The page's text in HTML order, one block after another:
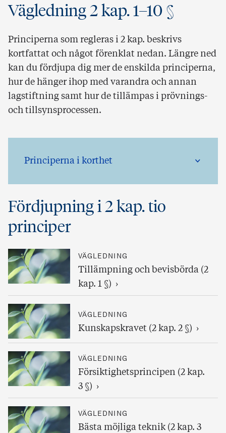
Vägledning 2 kap. 1–10 §
Principerna som regleras i 2 kap. beskrivs
kortfattat och något förenklat nedan. Längre ned
kan du fördjupa dig mer de enskilda principerna,
hur de hänger ihop med varandra och annan
lagstiftning samt hur de tillämpas i prövnings-
och tillsynsprocessen.
Principerna i korthet
Fördjupning i 2 kap. tio
principer
VÄGLEDNING
Tillämpning och bevisbörda (2
kap. 1 §)
VÄGLEDNING
Kunskapskravet (2 kap. 2 §)
VÄGLEDNING
Försiktighetsprincipen (2 kap.
3 §)
VÄGLEDNING
Bästa möjliga teknik (2 kap. 3